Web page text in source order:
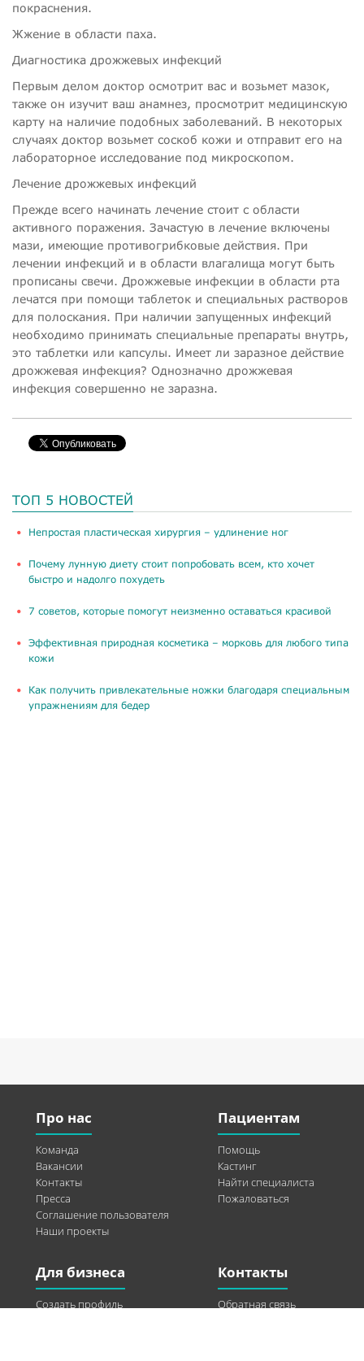
покраснения.
Жжение в области паха.
Диагностика дрожжевых инфекций
Первым делом доктор осмотрит вас и возьмет мазок,
также он изучит ваш анамнез, просмотрит медицинскую
карту на наличие подобных заболеваний. В некоторых
случаях доктор возьмет соскоб кожи и отправит его на
лабораторное исследование под микроскопом.
Лечение дрожжевых инфекций
Прежде всего начинать лечение стоит с области
активного поражения. Зачастую в лечение включены
мази, имеющие противогрибковые действия. При
лечении инфекций и в области влагалища могут быть
прописаны свечи. Дрожжевые инфекции в области рта
лечатся при помощи таблеток и специальных растворов
для полоскания. При наличии запущенных инфекций
необходимо принимать специальные препараты внутрь,
это таблетки или капсулы. Имеет ли заразное действие
дрожжевая инфекция? Однозначно дрожжевая
инфекция совершенно не заразна.
ТОП 5 НОВОСТЕЙ
​Непростая пластическая хирургия – удлинение ног
Почему лунную диету стоит попробовать всем, кто хочет
быстро и надолго похудеть
​7 советов, которые помогут неизменно оставаться красивой
​Эффективная природная косметика – морковь для любого типа
кожи
Как получить привлекательные ножки благодаря специальным
упражнениям для бедер
Про нас
Команда
Вакансии
Контакты
Пресса
Соглашение пользователя
Наши проекты
Пациентам
Помощь
Кастинг
Найти специалиста
Пожаловаться
Для бизнеса
Создать профиль
Контакты
Обратная связь